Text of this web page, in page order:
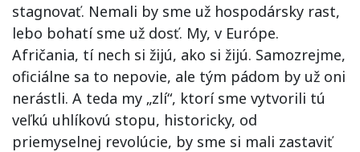
stagnovať. Nemali by sme už hospodársky rast,
lebo bohatí sme už dosť. My, v Európe.
Afričania, tí nech si žijú, ako si žijú. Samozrejme,
oficiálne sa to nepovie, ale tým pádom by už oni
nerástli. A teda my „zlí“, ktorí sme vytvorili tú
veľkú uhlíkovú stopu, historicky, od
priemyselnej revolúcie, by sme si mali zastaviť